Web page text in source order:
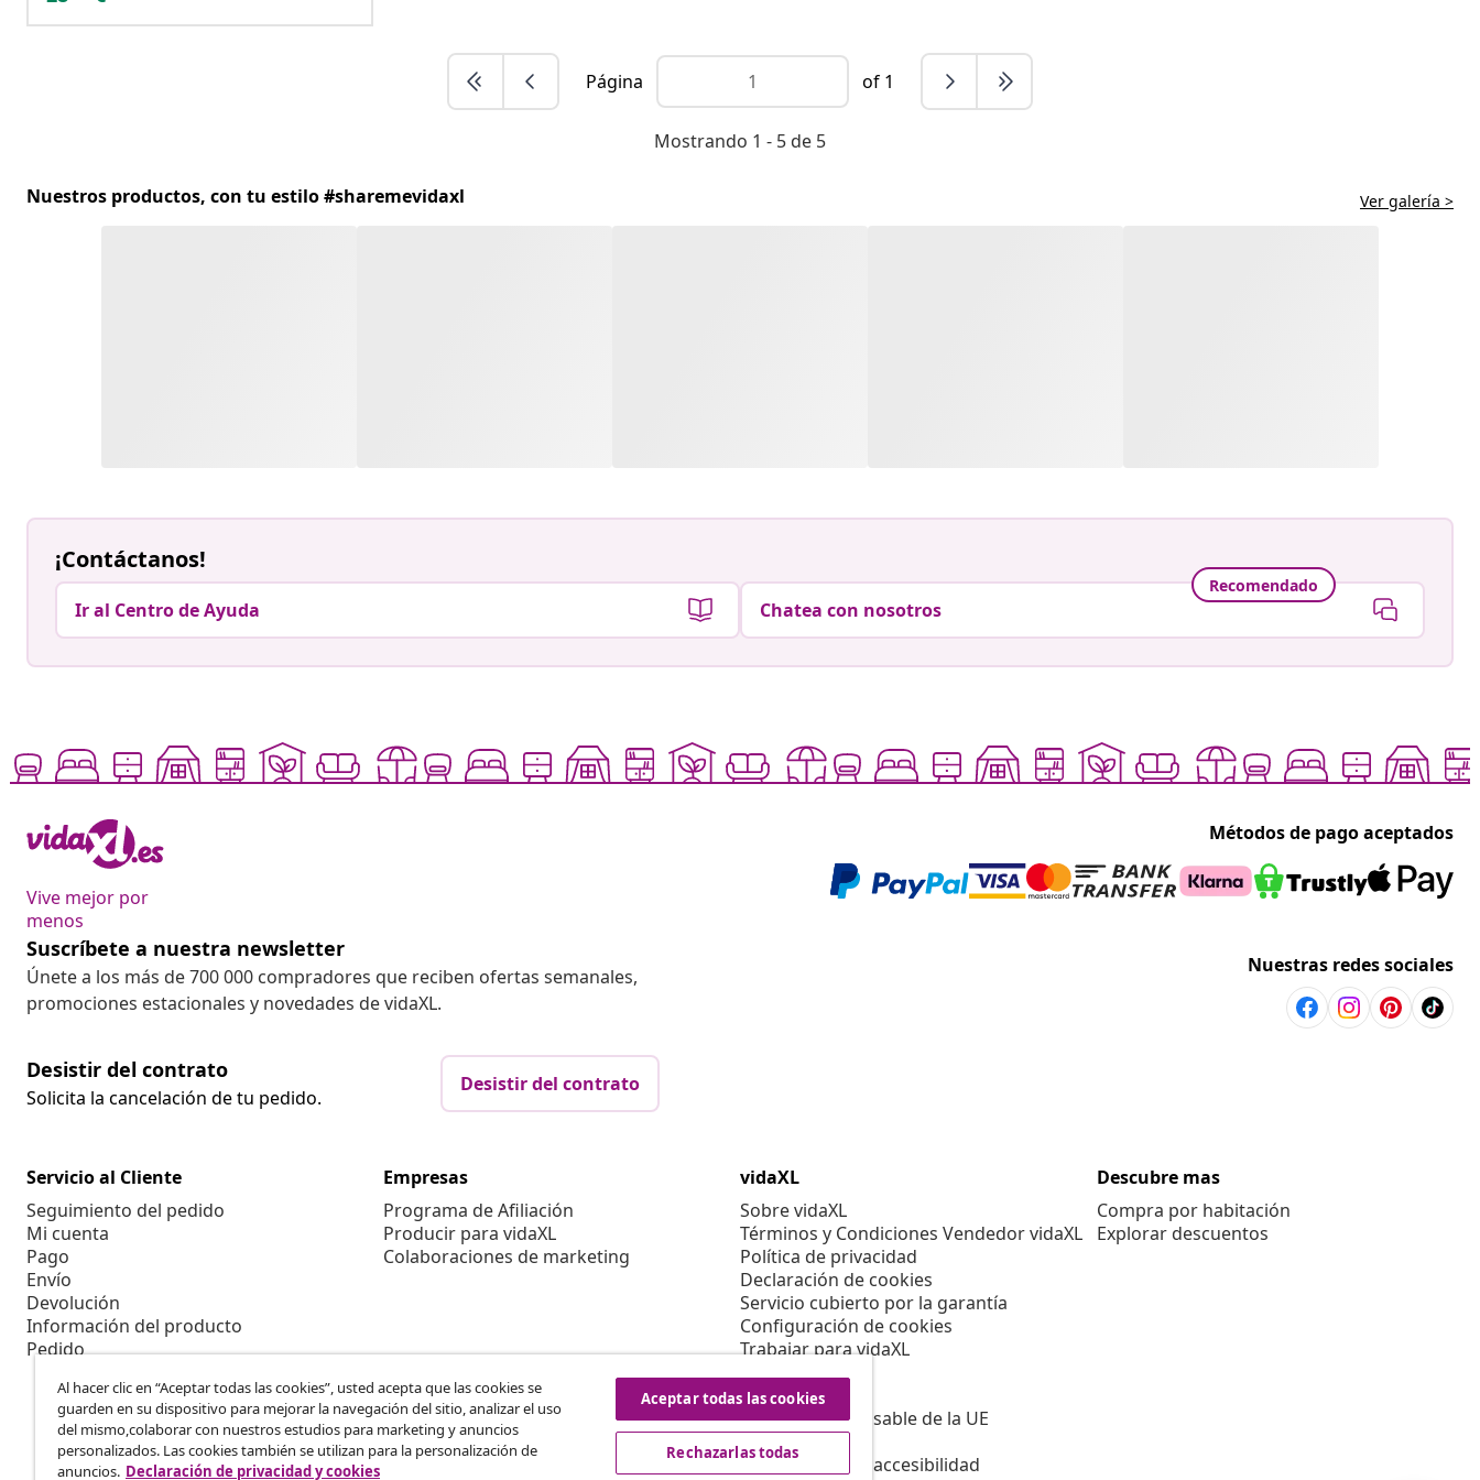
Página of 1
Mostrando 1 - 5 de 5
Nuestros productos, con tu estilo #sharemevidaxl Ver galería >
¡Contáctanos!
Ir al Centro de Ayuda
Recomendado
Chatea con nosotros
Vive mejor por
menos
Métodos de pago aceptados
Suscríbete a nuestra newsletter
Únete a los más de 700 000 compradores que reciben ofertas semanales,
promociones estacionales y novedades de vidaXL.
Nuestras redes sociales
Desistir del contrato
Solicita la cancelación de tu pedido.
Desistir del contrato
Servicio al Cliente
Seguimiento del pedido
Mi cuenta
Pago
Envío
Devolución
Información del producto
Pedido
Empresas
Programa de Afiliación
Producir para vidaXL
Colaboraciones de marketing
vidaXL
Sobre vidaXL
Términos y Condiciones Vendedor vidaXL
Política de privacidad
Declaración de cookies
Servicio cubierto por la garantía
Configuración de cookies
Trabajar para vidaXL
Aviso legal
Seguridad
Persona responsable de la UE
Política de EPR
Información de accesibilidad
Descubre mas
Compra por habitación
Explorar descuentos
Al hacer clic en “Aceptar todas las cookies”, usted acepta que las cookies se
guarden en su dispositivo para mejorar la navegación del sitio, analizar el uso
del mismo,colaborar con nuestros estudios para marketing y anuncios
personalizados. Las cookies también se utilizan para la personalización de
anuncios. Declaración de privacidad y cookies
Aceptar todas las cookies
Rechazarlas todas